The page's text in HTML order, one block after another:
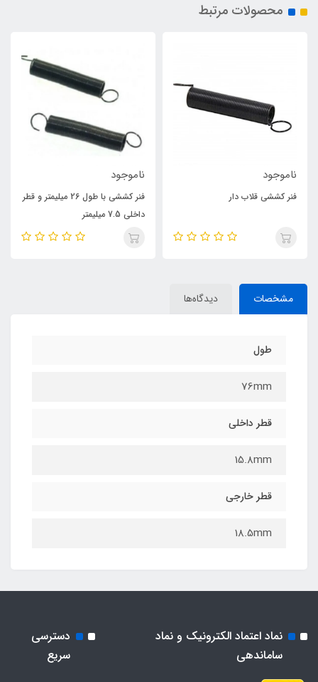
محصولات مرتبط
ناموجود
فنر کششی قلاب دار
ناموجود
فنر کششی با طول 26 میلیمتر و قطر
داخلی 7.5 میلیمتر
مشخصات دیدگاه‌ها
طول
76mm
قطر داخلی
15.8mm
قطر خارجی
18.5mm
نماد اعتماد الکترونیک و نماد
ساماندهی
دسترسی
سریع